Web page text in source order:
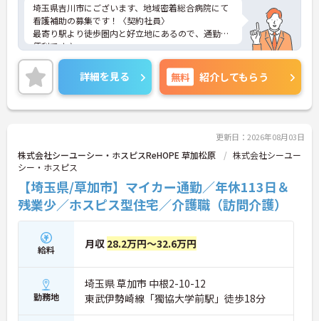
埼玉県吉川市にございます、地域密着総合病院にて
看護補助の募集です！〈契約社員〉
最寄り駅より徒歩圏内と好立地にあるので、通勤に
便利です♪
年間休日も120日としっかりお休みも取得出来るの
で、ワークライフバランスを大切にしたい方にオス
スメです◎
託児所やその他福利厚生も整っておりますので安心
して就業していただけます★
詳細を見る 無料 紹介してもらう
更新日：2026年08月03日
株式会社シーユーシー・ホスピスReHOPE 草加松原
株式会社シーユー
シー・ホスピス
【埼玉県/草加市】マイカー通勤／年休113日＆
残業少／ホスピス型住宅／介護職（訪問介護）
給料 月収 28.2万円～32.6万円
勤務地
埼玉県 草加市 中根2-10-12
東武伊勢崎線「獨協大学前駅」徒歩18分